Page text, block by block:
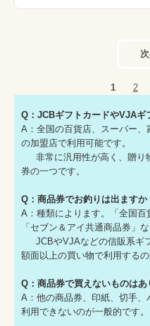
1 2
Q：JCBギフトカードやVJAギ
A：全国の百貨店、スーパー
の加盟店で利用可能です。
非常に汎用性が高く、贈り
券の一つです。
Q：商品券でお釣りは出ますか
A：種類によります。「全国百
「セブン＆アイ共通商品券」
JCBやVJAなどの信販系ギフ
額面以上の買い物で利用するの
Q：商品券で買えないものはあ
A：他の商品券、印紙、切手
利用できないのが一般的です。